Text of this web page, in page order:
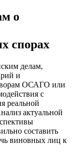
о
спорах
делам,
и
ОСАГО или
с
реальной
актуальной
составить
виновных лиц к